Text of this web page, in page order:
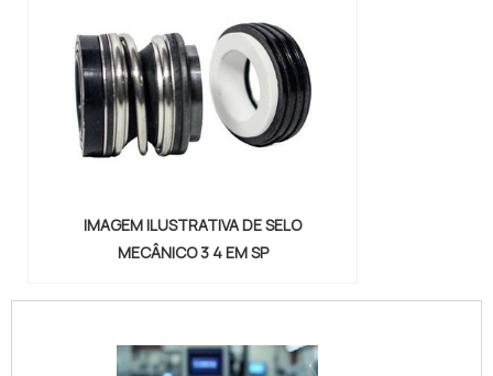
IMAGEM ILUSTRATIVA DE SELO
MECÂNICO 3 4 EM SP